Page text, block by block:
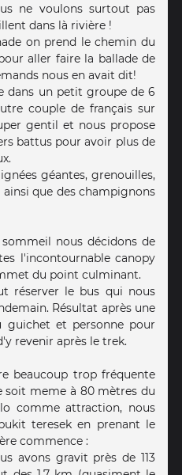
ne voulons surtout pas
dans là rivière !
on prend le chemin du
aller faire la ballade de
nous en avait dit!
dans un petit groupe de 6
couple de français sur
gentil et nous propose
battus pour avoir plus de
géantes, grenouilles,
que des champignons
nous décidons de
l'incontournable canopy
du point culminant.
réserver le bus qui nous
Résultat après une
guichet et personne pour
revenir après le trek.
beaucoup trop fréquente
soit meme à 80 mètres du
comme attraction, nous
teresek en prenant le
commence :
avons gravit près de 113